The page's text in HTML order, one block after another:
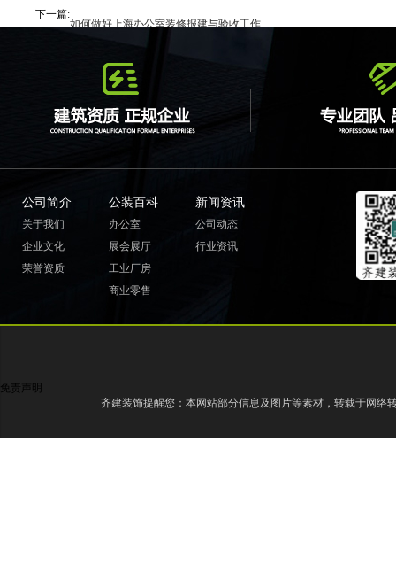
下一篇:如何做好上海办公室装修报建与验收工作
公司简介
关于我们
企业文化
荣誉资质
公装百科
办公室
展会展厅
工业厂房
商业零售
新闻资讯
公司动态
行业资讯
免责声明
齐建装饰提醒您：本网站部分信息及图片等素材，转载于网络